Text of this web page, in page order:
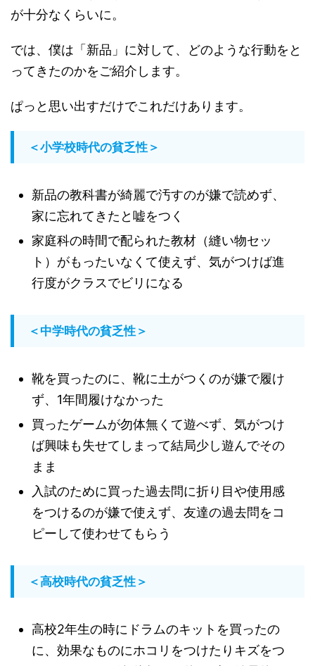
が十分なくらいに。
では、僕は「新品」に対して、どのような行動をと
ってきたのかをご紹介します。
ぱっと思い出すだけでこれだけあります。
＜小学校時代の貧乏性＞
新品の教科書が綺麗で汚すのが嫌で読めず、
家に忘れてきたと嘘をつく
家庭科の時間で配られた教材（縫い物セッ
ト）がもったいなくて使えず、気がつけば進
行度がクラスでビリになる
＜中学時代の貧乏性＞
靴を買ったのに、靴に土がつくのが嫌で履け
ず、1年間履けなかった
買ったゲームが勿体無くて遊べず、気がつけ
ば興味も失せてしまって結局少し遊んでその
まま
入試のために買った過去問に折り目や使用感
をつけるのが嫌で使えず、友達の過去問をコ
ピーして使わせてもらう
＜高校時代の貧乏性＞
高校2年生の時にドラムのキットを買ったの
に、効果なものにホコリをつけたりキズをつ